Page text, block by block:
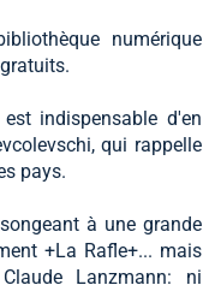
numérique
indispensable d'en
qui rappelle
pays.
à une grande
+La Rafle+... mais
Lanzmann: ni